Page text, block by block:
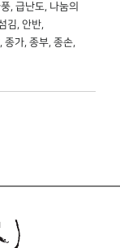
, 급난도, 나눔의
김, 안반,
, 종가, 종부, 종손,